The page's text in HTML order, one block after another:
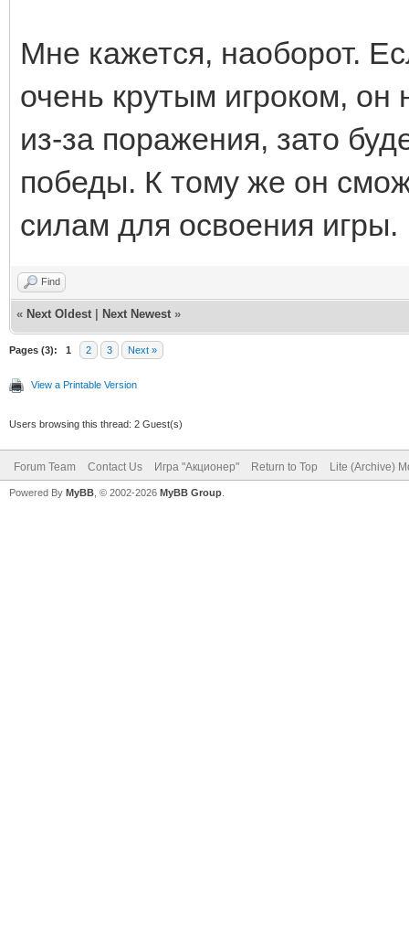
Мне кажется, наоборот.
очень крутым игроком, он
из-за поражения, зато
победы. К тому же он
силам для освоения игры.
Find
« Next Oldest Next Newest »
Pages (3): 1 2 3 Next »
View a Printable Version
Users browsing this thread: 2 Guest(s)
Forum Team Contact Us Игра "Акционер" Return to Top Lite (Archive)
Powered By MyBB , © 2002-2026 MyBB Group